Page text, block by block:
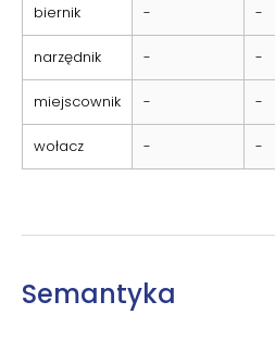
biernik - -
narzędnik - -
miejscownik - -
wołacz - -
Semantyka